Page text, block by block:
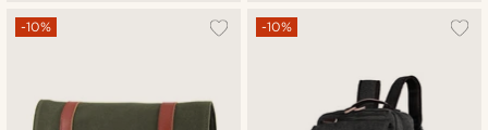
-10% -10%